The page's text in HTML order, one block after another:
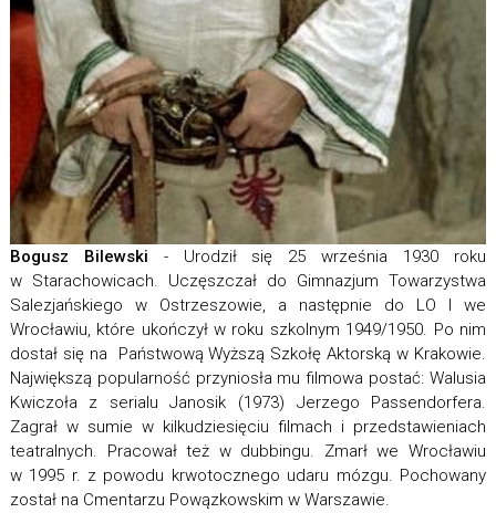
Bogusz Bilewski - Urodził się 25 września 1930 roku
w Starachowicach. Uczęszczał do Gimnazjum Towarzystwa
Salezjańskiego w Ostrzeszowie, a następnie do LO I we
Wrocławiu, które ukończył w roku szkolnym 1949/1950. Po nim
dostał się na Państwową Wyższą Szkołę Aktorską w Krakowie.
Największą popularność przyniosła mu filmowa postać: Walusia
Kwiczoła z serialu Janosik (1973) Jerzego Passendorfera.
Zagrał w sumie w kilkudziesięciu filmach i przedstawieniach
teatralnych. Pracował też w dubbingu. Zmarł we Wrocławiu
w 1995 r. z powodu krwotocznego udaru mózgu. Pochowany
został na Cmentarzu Powązkowskim w Warszawie.